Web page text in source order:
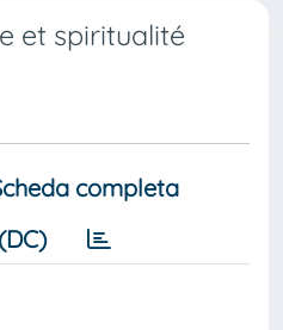
et spiritualité
completa